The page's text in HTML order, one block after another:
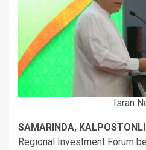
Isran
SAMARINDA,
Regional Investment Forum